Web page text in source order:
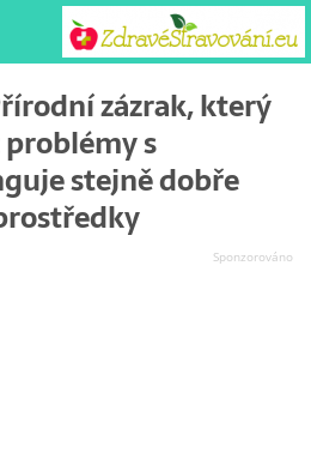
zázrak, který
s
stejně dobře